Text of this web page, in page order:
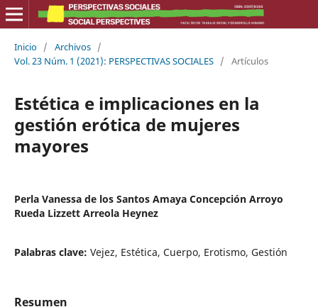
Inicio / Archivos /
Vol. 23 Núm. 1 (2021): PERSPECTIVAS SOCIALES / Artículos
Estética e implicaciones en la
gestión erótica de mujeres
mayores
Perla Vanessa de los Santos Amaya Concepción Arroyo
Rueda Lizzett Arreola Heynez
Palabras clave: Vejez, Estética, Cuerpo, Erotismo, Gestión
Resumen